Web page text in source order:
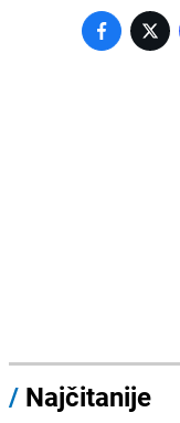
/ Najčitanije